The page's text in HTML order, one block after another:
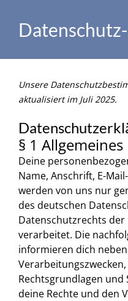
Unsere
aktualisiert im Juli 2025.
§ 1 Allgemeines
Deine
Name, Anschrift, E-
werden von uns nur
des deutschen
Datenschutzrechts der
verarbeitet. Die
informieren dich
Rechtsgrundlagen
deine Rechte und den